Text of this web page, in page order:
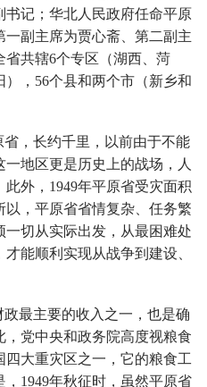
记；华北人民政府任命平原
副主席为贾心斋、第二副主
省共辖6个专区（湖西、菏
，56个县和两个市（新乡和
，长约千里，以前由于不能
地区更是历史上的战场，人
外，1949年平原省受灾面积
以，平原省省情复杂、任务繁
切从实际出发，从最困难处
能顺利实现从战争到建设、
最主要的收入之一，也是确
党中央和政务院高度视粮食
大重灾区之一，它的粮食工
1949年秋征时，虽然平原省